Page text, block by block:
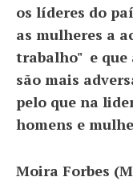
os líderes do
as mulheres a
trabalho" e que
são mais
pelo que na
homens e
Moira Forbes